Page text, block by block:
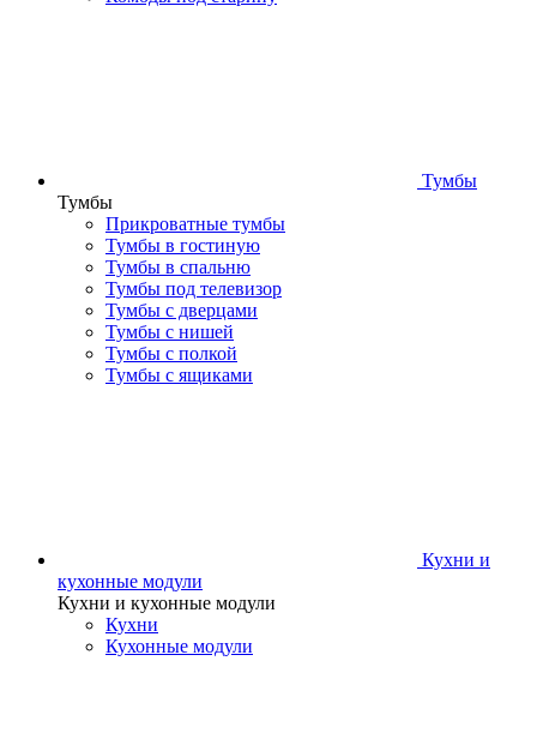
Тумбы
Тумбы
Прикроватные тумбы
Тумбы в гостиную
Тумбы в спальню
Тумбы под телевизор
Тумбы с дверцами
Тумбы с нишей
Тумбы с полкой
Тумбы с ящиками
Кухни и
кухонные модули
Кухни и кухонные модули
Кухни
Кухонные модули